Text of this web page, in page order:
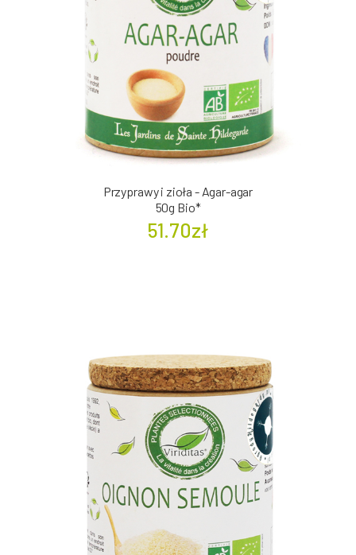
Przyprawy i zioła - Agar-agar
50g Bio*
51.70zł